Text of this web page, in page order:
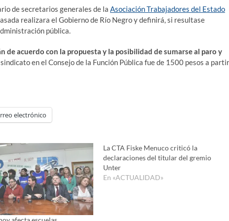
de secretarios generales de la Asociación Trabajadores del Estado
realizara el Gobierno de Río Negro y definirá, si resultase
pública.
acuerdo con la propuesta y la posibilidad de sumarse al paro y
en el Consejo de la Función Pública fue de 1500 pesos a partir
electrónico
La CTA Fiske Menuco criticó la
declaraciones del titular del gremio
Unter
En «ACTUALIDAD»